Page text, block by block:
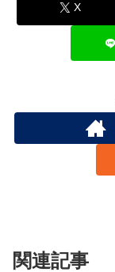
X
関連記事